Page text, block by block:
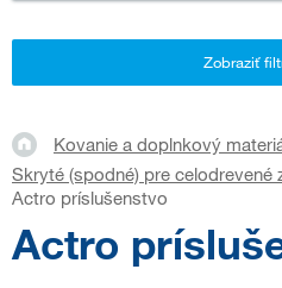
Zobraziť
Kovanie a doplnkový
Skryté (spodné) pre celodrevené
Actro príslušenstvo
Actro